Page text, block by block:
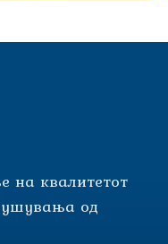
на квалитетот
од